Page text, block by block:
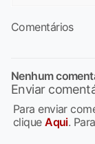
Comentários
Nenhum
Enviar
Para enviar
cliqueAqui.